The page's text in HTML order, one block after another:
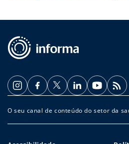
O seu canal de conteúdo do setor da